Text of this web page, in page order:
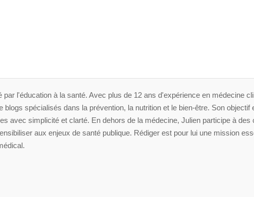
par l'éducation à la santé. Avec plus de 12 ans d'expérience en médecine
spécialisés dans la prévention, la nutrition et le bien-être. Son objectif
avec simplicité et clarté. En dehors de la médecine, Julien participe à des
aux enjeux de santé publique. Rédiger est pour lui une mission